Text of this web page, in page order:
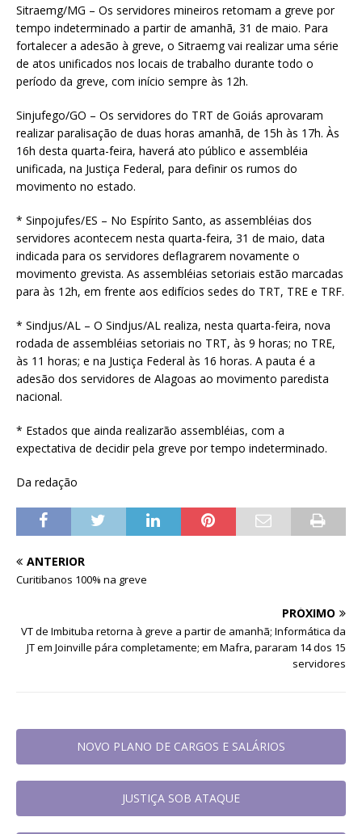
Sitraemg/MG – Os servidores mineiros retomam a greve por
tempo indeterminado a partir de amanhã, 31 de maio. Para
fortalecer a adesão à greve, o Sitraemg vai realizar uma série
de atos unificados nos locais de trabalho durante todo o
período da greve, com início sempre às 12h.
Sinjufego/GO – Os servidores do TRT de Goiás aprovaram
realizar paralisação de duas horas amanhã, de 15h às 17h. Às
16h desta quarta-feira, haverá ato público e assembléia
unificada, na Justiça Federal, para definir os rumos do
movimento no estado.
* Sinpojufes/ES – No Espírito Santo, as assembléias dos
servidores acontecem nesta quarta-feira, 31 de maio, data
indicada para os servidores deflagrarem novamente o
movimento grevista. As assembléias setoriais estão marcadas
para às 12h, em frente aos edifícios sedes do TRT, TRE e TRF.
* Sindjus/AL – O Sindjus/AL realiza, nesta quarta-feira, nova
rodada de assembléias setoriais no TRT, às 9 horas; no TRE,
às 11 horas; e na Justiça Federal às 16 horas. A pauta é a
adesão dos servidores de Alagoas ao movimento paredista
nacional.
* Estados que ainda realizarão assembléias, com a
expectativa de decidir pela greve por tempo indeterminado.
Da redação
ANTERIOR
Curitibanos 100% na greve
PRÓXIMO
VT de Imbituba retorna à greve a partir de amanhã; Informática da
JT em Joinville pára completamente; em Mafra, pararam 14 dos 15
servidores
NOVO PLANO DE CARGOS E SALÁRIOS
JUSTIÇA SOB ATAQUE